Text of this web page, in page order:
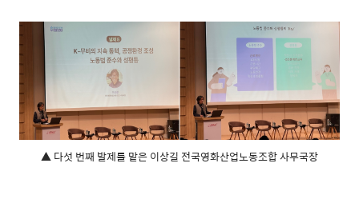
▲ 다섯 번째 발제를 맡은 이상길 전국영화산업노동조합 사무국장